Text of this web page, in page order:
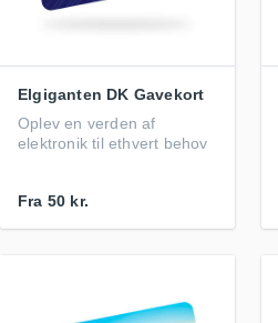
Elgiganten DK Gavekort
Oplev en verden af
elektronik til ethvert behov
Fra 50 kr.